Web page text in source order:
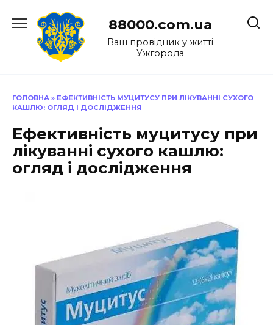
до
88000.com.ua
Ваш провідник у житті
Ужгорода
ГОЛОВНА » ЕФЕКТИВНІСТЬ МУЦИТУСУ ПРИ ЛІКУВАННІ СУХОГО
КАШЛЮ: ОГЛЯД І ДОСЛІДЖЕННЯ
Ефективність муцитусу при
лікуванні сухого кашлю:
огляд і дослідження